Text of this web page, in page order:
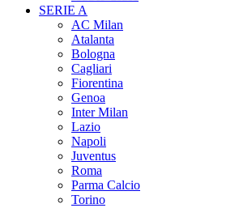
SERIE A
AC Milan
Atalanta
Bologna
Cagliari
Fiorentina
Genoa
Inter Milan
Lazio
Napoli
Juventus
Roma
Parma Calcio
Torino